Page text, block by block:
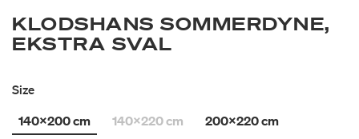
KLODSHANS SOMMERDYNE,
EKSTRA SVAL
Size
140x200 cm
140x220 cm 200x220 cm